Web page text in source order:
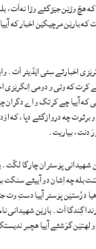
که هچّ وڑێن جێڑگئے وڑا
که بارێن مرچیگێن اخبار که
اخبارئے سِٹی اێڈیٹر اَت.
کرت که وتی و دومی اِنگرێزی
که آییا چے کرتگ و اے دگران
برئوت چه دروازگئے دپا، که
دنت، بیاریت.
شهیدانی پۆسٹران چارگا لگّت.
بله چه اِشان دو آییئے
درُستێن پۆسٹر آییا دستِ وت
گِندگا اَت. بازێن شهیدانی نام
گوَشئے آییا هچبر